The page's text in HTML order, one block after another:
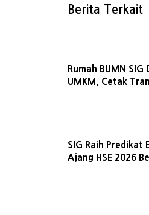
Berita Terkait
Rumah BUMN
UMKM, Cetak
SIG Raih Predikat
Ajang HSE 2026